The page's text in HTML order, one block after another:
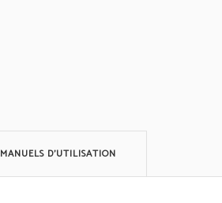
MANUELS D'UTILISATION